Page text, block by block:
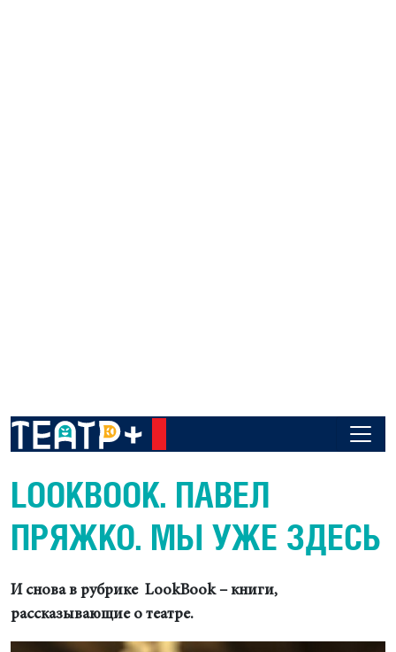
LOOKBOOK. ПАВЕЛ
ПРЯЖКО. МЫ УЖЕ ЗДЕСЬ
И снова в рубрике LookBook – книги,
рассказывающие о театре.